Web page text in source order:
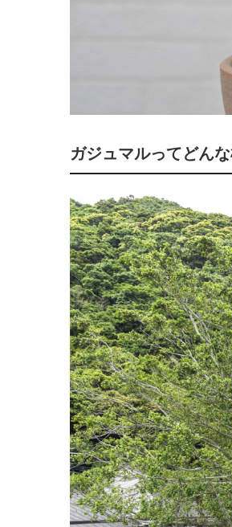
ガジュマルってどん